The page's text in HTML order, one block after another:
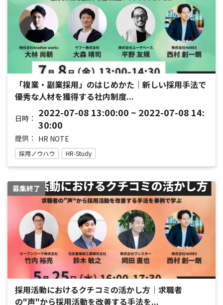
「複業・副業採用」のはじめかた｜新しい採用手法で
優秀な人材を獲得する社内制度...
日時： 2022-07-08 13:00:00 ~ 2022-07-08 14:
30:00
提供： HR NOTE
採用ノウハウ HR-Study
募集終了
採用活動におけるクチコミの活かし方｜求職者
の"声"から採用活動を改善する手法を...